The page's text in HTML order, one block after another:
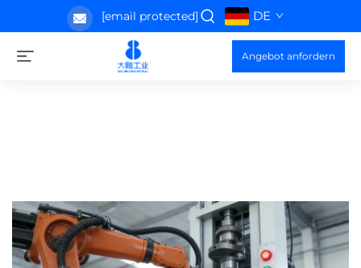
[email protected] DE
Angebot anfordern